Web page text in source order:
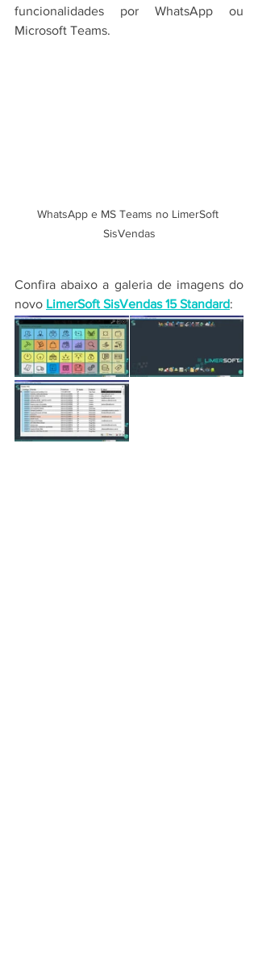
funcionalidades por WhatsApp ou
Microsoft Teams.
WhatsApp e MS Teams no LimerSoft
SisVendas
Confira abaixo a galeria de imagens do
novo LimerSoft SisVendas 15 Standard: